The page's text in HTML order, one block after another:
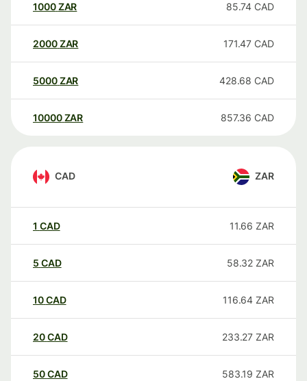
1000ZAR 85.74 CAD
2000ZAR 171.47 CAD
5000ZAR 428.68 CAD
10000 ZAR 857.36 CAD
CAD ZAR
1 CAD 11.66 ZAR
5 CAD 58.32 ZAR
10CAD 116.64 ZAR
20CAD 233.27 ZAR
50CAD 583.19 ZAR